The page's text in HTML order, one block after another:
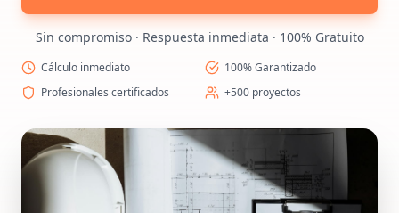
Sin compromiso · Respuesta inmediata · 100% Gratuito
Cálculo inmediato
100% Garantizado
Profesionales certificados
+500 proyectos